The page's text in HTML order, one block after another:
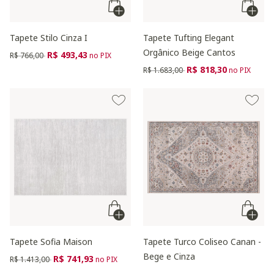
Tapete Stilo Cinza I
Preço reduzido de
R$ 766,00 para
R$ 493,43no PIX
Tapete Tufting Elegant
Orgânico Beige Cantos
Preço reduzido de
R$ 1.683,00 para
R$ 818,30no PIX
Tapete Sofia Maison
Preço reduzido de
R$ 1.413,00 para
R$ 741,93no PIX
Tapete Turco Coliseo Canan -
Bege e Cinza